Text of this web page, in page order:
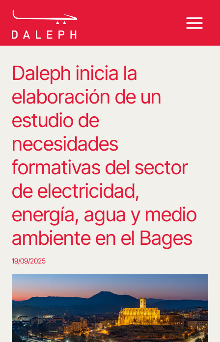
Daleph inicia la
elaboración de un
estudio de
necesidades
formativas del sector
de electricidad,
energía, agua y medio
ambiente en el Bages
19/09/2025